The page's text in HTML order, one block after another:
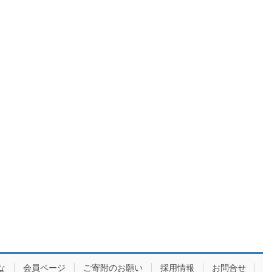
会員ページ ご寄附のお願い 採用情報 お問合せ